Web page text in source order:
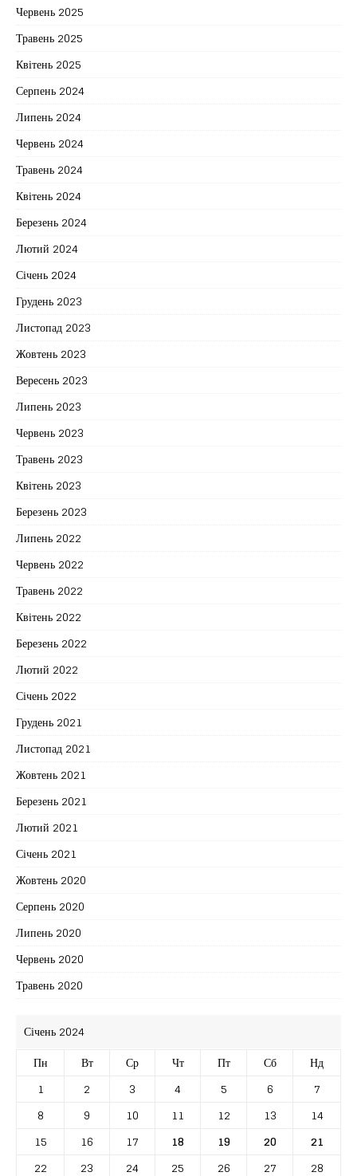
Червень 2025
Травень 2025
Квітень 2025
Серпень 2024
Липень 2024
Червень 2024
Травень 2024
Квітень 2024
Березень 2024
Лютий 2024
Січень 2024
Грудень 2023
Листопад 2023
Жовтень 2023
Вересень 2023
Липень 2023
Червень 2023
Травень 2023
Квітень 2023
Березень 2023
Липень 2022
Червень 2022
Травень 2022
Квітень 2022
Березень 2022
Лютий 2022
Січень 2022
Грудень 2021
Листопад 2021
Жовтень 2021
Березень 2021
Лютий 2021
Січень 2021
Жовтень 2020
Серпень 2020
Липень 2020
Червень 2020
Травень 2020
Січень 2024
Пн
Вт Ср Чт Пт Сб
Нд
1
2 3 4 5 6
7
8
9 10 11 12 13
14
15
16 17 18 19 20
21
22
23 24 25 26 27 28